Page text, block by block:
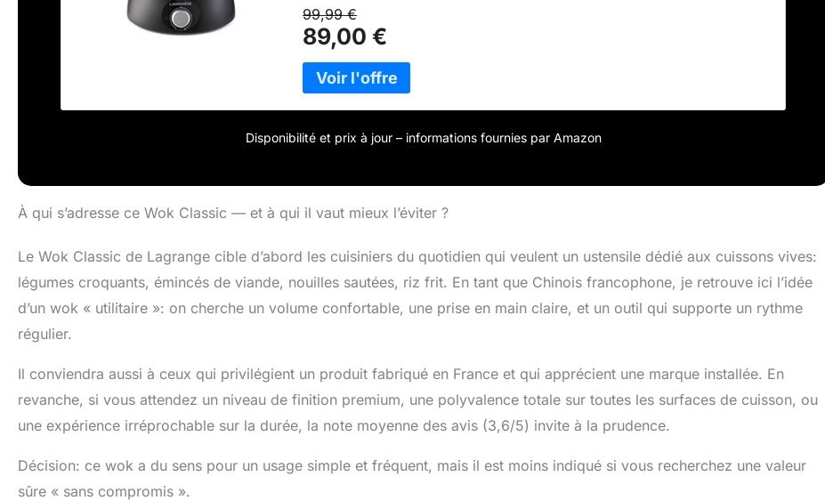
garde au chaud, 1 spatule et 1 pince en bois.
99,99 €
89,00 €
Disponibilité et prix à jour – informations fournies par Amazon
À qui s’adresse ce Wok Classic — et à qui il vaut mieux l’éviter ?
Le Wok Classic de Lagrange cible d’abord les cuisiniers du quotidien qui veulent un ustensile dédié aux cuissons vives:
légumes croquants, émincés de viande, nouilles sautées, riz frit. En tant que Chinois francophone, je retrouve ici l’idée
d’un wok « utilitaire »: on cherche un volume confortable, une prise en main claire, et un outil qui supporte un rythme
régulier.
Il conviendra aussi à ceux qui privilégient un produit fabriqué en France et qui apprécient une marque installée. En
revanche, si vous attendez un niveau de finition premium, une polyvalence totale sur toutes les surfaces de cuisson, ou
une expérience irréprochable sur la durée, la note moyenne des avis (3,6/5) invite à la prudence.
Décision: ce wok a du sens pour un usage simple et fréquent, mais il est moins indiqué si vous recherchez une valeur
sûre « sans compromis ».